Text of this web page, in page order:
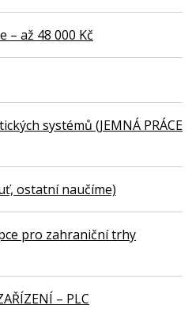
až 48 000 Kč
systémů (JEMNÁ PRÁCE
ostatní naučíme)
pro zahraniční trhy
– PLC